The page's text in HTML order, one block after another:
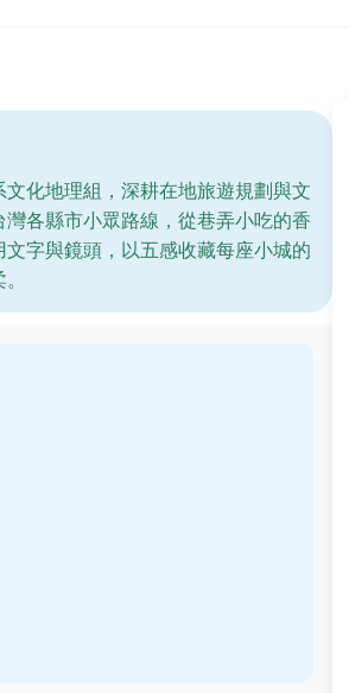
化地理組，深耕在地旅遊規劃與文
各縣市小眾路線，從巷弄小吃的香
字與鏡頭，以五感收藏每座小城的